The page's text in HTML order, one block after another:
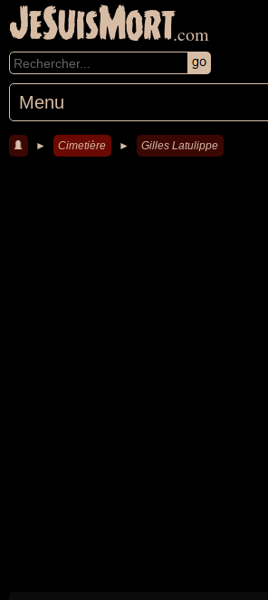
JeSuisMort.com
Menu
► Cimetière ► Gilles Latulippe